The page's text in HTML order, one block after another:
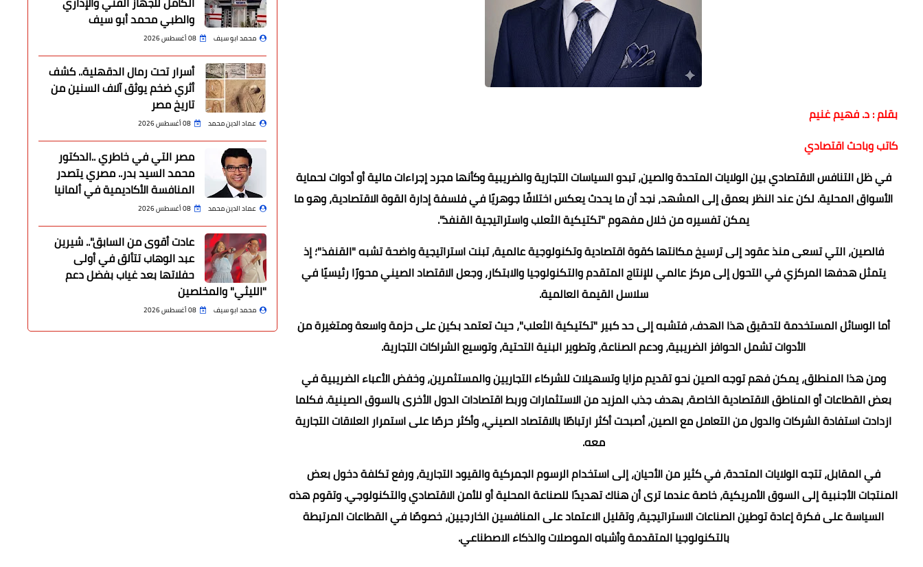
بقلم : د. فهيم غنيم
كاتب وباحث اقتصادي
في ظل التنافس الاقتصادي بين الولايات المتحدة والصين، تبدو السياسات التجارية والضريبية وكأنها مجرد إجراءات مالية أو أدوات لحماية
الأسواق المحلية. لكن عند النظر بعمق إلى المشهد، نجد أن ما يحدث يعكس اختلافًا جوهريًا في فلسفة إدارة القوة الاقتصادية، وهو ما
يمكن تفسيره من خلال مفهوم "تكتيكية الثعلب واستراتيجية القنفذ".
فالصين، التي تسعى منذ عقود إلى ترسيخ مكانتها كقوة اقتصادية وتكنولوجية عالمية، تبنت استراتيجية واضحة تشبه "القنفذ"؛ إذ
يتمثل هدفها المركزي في التحول إلى مركز عالمي للإنتاج المتقدم والتكنولوجيا والابتكار، وجعل الاقتصاد الصيني محورًا رئيسيًا في
سلاسل القيمة العالمية.
أما الوسائل المستخدمة لتحقيق هذا الهدف، فتشبه إلى حد كبير "تكتيكية الثعلب"، حيث تعتمد بكين على حزمة واسعة ومتغيرة من
الأدوات تشمل الحوافز الضريبية، ودعم الصناعة، وتطوير البنية التحتية، وتوسيع الشراكات التجارية.
ومن هذا المنطلق، يمكن فهم توجه الصين نحو تقديم مزايا وتسهيلات للشركاء التجاريين والمستثمرين، وخفض الأعباء الضريبية في
بعض القطاعات أو المناطق الاقتصادية الخاصة، بهدف جذب المزيد من الاستثمارات وربط اقتصادات الدول الأخرى بالسوق الصينية. فكلما
ازدادت استفادة الشركات والدول من التعامل مع الصين، أصبحت أكثر ارتباطًا بالاقتصاد الصيني، وأكثر حرصًا على استمرار العلاقات التجارية
معه.
في المقابل، تتجه الولايات المتحدة، في كثير من الأحيان، إلى استخدام الرسوم الجمركية والقيود التجارية، ورفع تكلفة دخول بعض
المنتجات الأجنبية إلى السوق الأمريكية، خاصة عندما ترى أن هناك تهديدًا للصناعة المحلية أو للأمن الاقتصادي والتكنولوجي. وتقوم هذه
السياسة على فكرة إعادة توطين الصناعات الاستراتيجية، وتقليل الاعتماد على المنافسين الخارجيين، خصوصًا في القطاعات المرتبطة
بالتكنولوجيا المتقدمة وأشباه الموصلات والذكاء الاصطناعي.
والطبي محمد أبو سيف
محمد ابو سيف 08 أغسطس 2026
أسرار تحت رمال الدقهلية.. كشف
أثري ضخم يوثق آلاف السنين من
تاريخ مصر
عماد الدين محمد 08 أغسطس 2026
مصر التي في خاطري ..الدكتور
محمد السيد بدر.. مصري يتصدر
المنافسة الأكاديمية في ألمانيا
عماد الدين محمد 08 أغسطس 2026
عادت أقوى من السابق".. شيرين
عبد الوهاب تتألق في أولى
حفلاتها بعد غياب بفضل دعم
"الليثي" والمخلصين
محمد ابو سيف 08 أغسطس 2026